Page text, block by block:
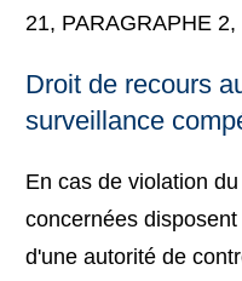
21, PARAGRAPHE
Droit de recours
surveillance
En cas de violation
concernées
d'une autorité de